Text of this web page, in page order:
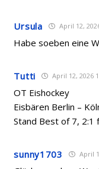
Ursula April 12,
Habe soeben eine
Tutti April 12, 2026
OT Eishockey
Eisbären Berlin –
Stand Best of 7, 2:1
sunny1703 April